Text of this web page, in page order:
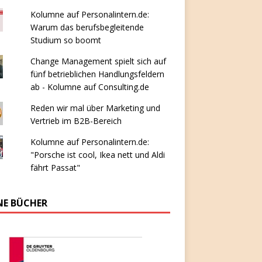
Kolumne auf Personalintern.de:
Warum das berufsbegleitende
Studium so boomt
Change Management spielt sich auf
fünf betrieblichen Handlungsfeldern
ab - Kolumne auf Consulting.de
Reden wir mal über Marketing und
Vertrieb im B2B-Bereich
Kolumne auf Personalintern.de:
"Porsche ist cool, Ikea nett und Aldi
fährt Passat"
BÜCHER